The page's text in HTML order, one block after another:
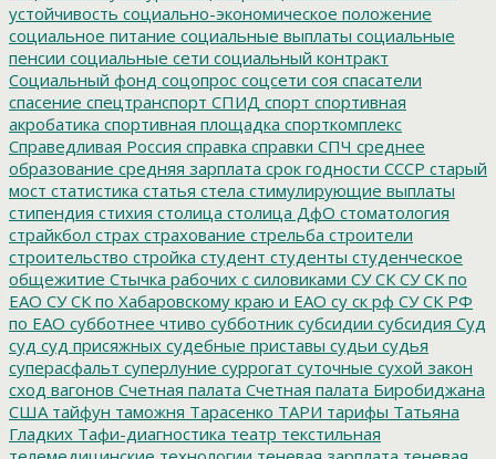
устойчивость социально-экономическое положение
социальное питание социальные выплаты социальные
пенсии социальные сети социальный контракт
Социальный фонд соцопрос соцсети соя спасатели
спасение спецтранспорт СПИД спорт спортивная
акробатика спортивная площадка спорткомплекс
Справедливая Россия справка справки СПЧ среднее
образование средняя зарплата срок годности СССР старый
мост статистика статья стела стимулирующие выплаты
стипендия стихия столица столица ДфО стоматология
страйкбол страх страхование стрельба строители
строительство стройка студент студенты студенческое
общежитие Стычка рабочих с силовиками СУ СКСУ СК по
ЕАО СУ СК по Хабаровскому краю и ЕАО су ск рф СУ СК РФ
по ЕАО субботнее чтиво субботник субсидии субсидия Суд
суд суд присяжных судебные приставы судьи судья
суперасфальт суперлуние суррогат суточные сухой закон
сход вагонов Счетная палата Счетная палата Биробиджана
СШАтайфун таможня Тарасенко ТАРИ тарифы Татьяна
Гладких Тафи-диагностика театр текстильная